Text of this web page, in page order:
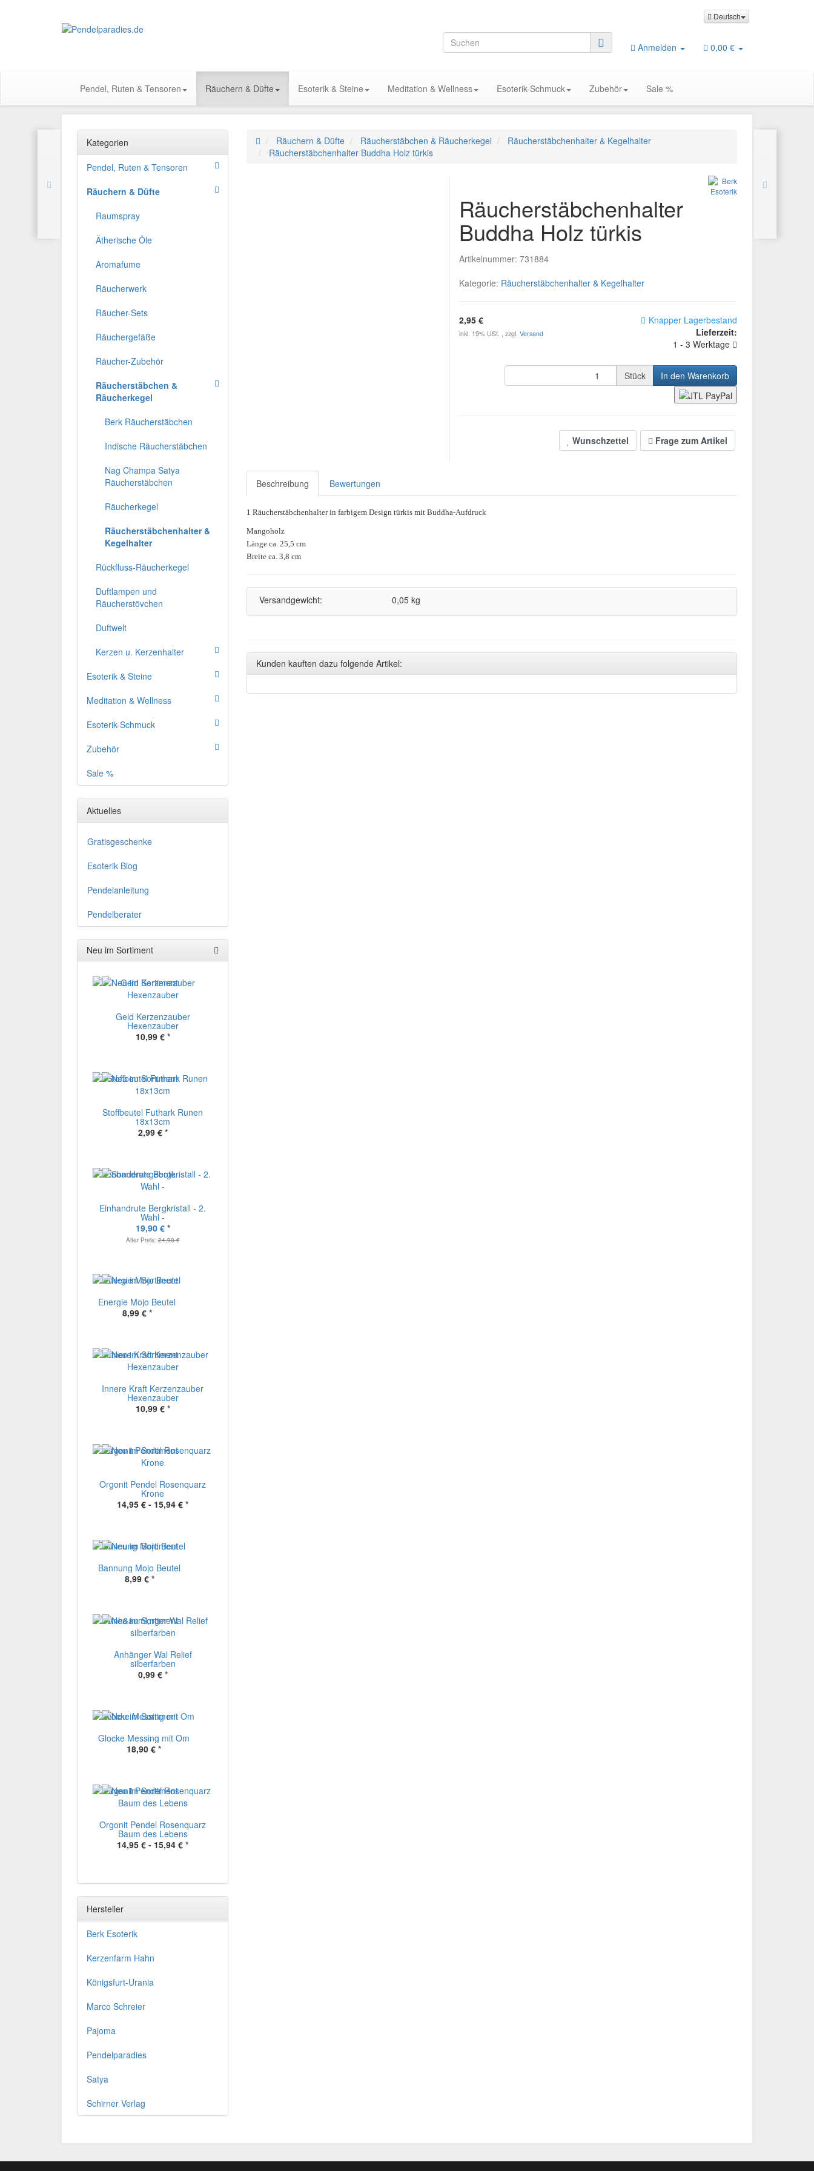
Deutsch
Anmelden 0,00 €
Pendel, Ruten & Tensoren Räuchern & Düfte Esoterik & Steine Meditation & Wellness Esoterik-Schmuck Zubehör Sale %
Räuchern & Düfte Räucherstäbchen & Räucherkegel
Räucherstäbchenhalter & Kegelhalter
Räucherstäbchenhalter Buddha Holz türkis
Räucherstäbchenhalter
Buddha Holz türkis
Artikelnummer: 731884
Kategorie: Räucherstäbchenhalter & Kegelhalter
2,95 €
inkl. 19% USt. , zzgl. Versand
Knapper Lagerbestand
Lieferzeit:
1 - 3 Werktage
Stück In den Warenkorb
Wunschzettel Frage zum Artikel
Beschreibung Bewertungen
1 Räucherstäbchenhalter in farbigem Design türkis mit Buddha-Aufdruck
Mangoholz
Länge ca. 25,5 cm
Breite ca. 3,8 cm
Versandgewicht: 0,05 kg
Kunden kauften dazu folgende Artikel:
Kategorien
Pendel, Ruten & Tensoren
Räuchern & Düfte
Raumspray
Ätherische Öle
Aromafume
Räucherwerk
Räucher-Sets
Räuchergefäße
Räucher-Zubehör
Räucherstäbchen &
Räucherkegel
Berk Räucherstäbchen
Indische Räucherstäbchen
Nag Champa Satya
Räucherstäbchen
Räucherkegel
Räucherstäbchenhalter &
Kegelhalter
Rückfluss-Räucherkegel
Duftlampen und
Räucherstövchen
Duftwelt
Kerzen u. Kerzenhalter
Esoterik & Steine
Meditation & Wellness
Esoterik-Schmuck
Zubehör
Sale %
Aktuelles
Gratisgeschenke
Esoterik Blog
Pendelanleitung
Pendelberater
Neu im Sortiment
Geld Kerzenzauber
Hexenzauber
10,99 € *
Stoffbeutel Futhark Runen
18x13cm
2,99 € *
Einhandrute Bergkristall - 2.
Wahl -
19,90 € *
Alter Preis:24,90 €
Energie Mojo Beutel
8,99 € *
Innere Kraft Kerzenzauber
Hexenzauber
10,99 € *
Orgonit Pendel Rosenquarz
Krone
14,95 € - 15,94 € *
Bannung Mojo Beutel
8,99 € *
Anhänger Wal Relief
silberfarben
0,99 € *
Glocke Messing mit Om
18,90 € *
Orgonit Pendel Rosenquarz
Baum des Lebens
14,95 € - 15,94 € *
Hersteller
Berk Esoterik
Kerzenfarm Hahn
Königsfurt-Urania
Marco Schreier
Pajoma
Pendelparadies
Satya
Schirner Verlag